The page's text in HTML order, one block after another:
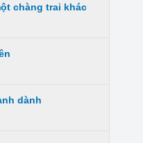
chàng trai khác
dành